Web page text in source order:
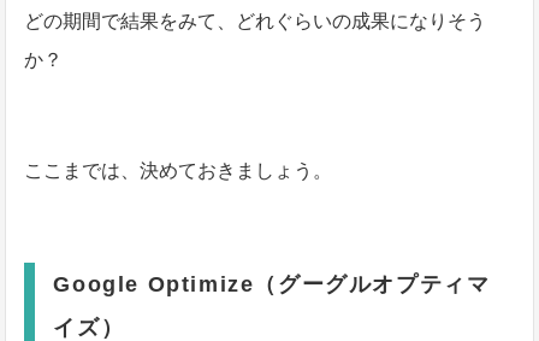
どの期間で結果をみて、どれぐらいの成果になりそう
か？
ここまでは、決めておきましょう。
Google Optimize（グーグルオプティマ
イズ）